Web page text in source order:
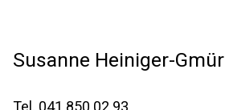
Susanne Heiniger-Gmür
Tel. 041 850 02 93